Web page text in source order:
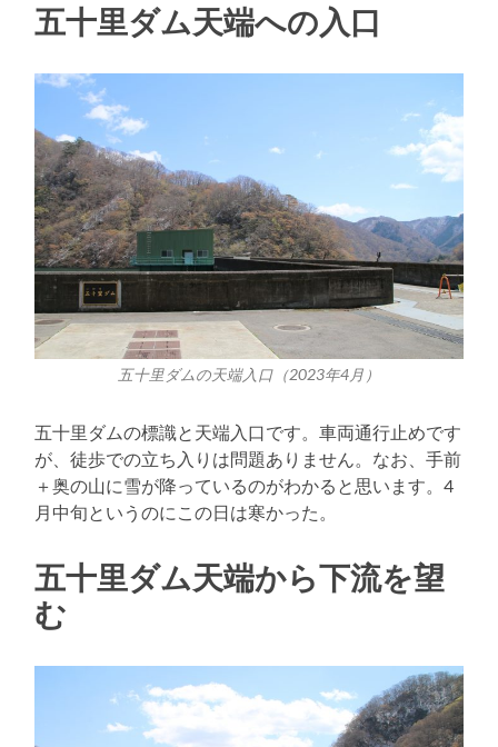
五十里ダム天端への入口
五十里ダムの天端入口（2023年4月）
五十里ダムの標識と天端入口です。車両通行止めです
が、徒歩での立ち入りは問題ありません。なお、手前
＋奥の山に雪が降っているのがわかると思います。4
月中旬というのにこの日は寒かった。
五十里ダム天端から下流を望
む